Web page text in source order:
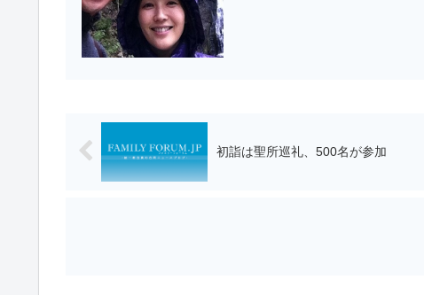
初詣は聖所巡礼、500名が参加